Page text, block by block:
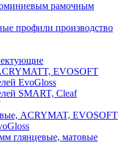
рамочным
профили производство
EVOSOFT
EvoGloss
SMART, Cleaf
ACRYMAT, EVOSOFT
глянцевые, матовые